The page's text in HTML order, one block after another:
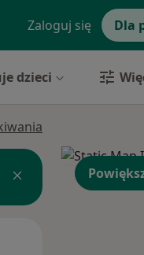
Zaloguj się Dla
dzieci